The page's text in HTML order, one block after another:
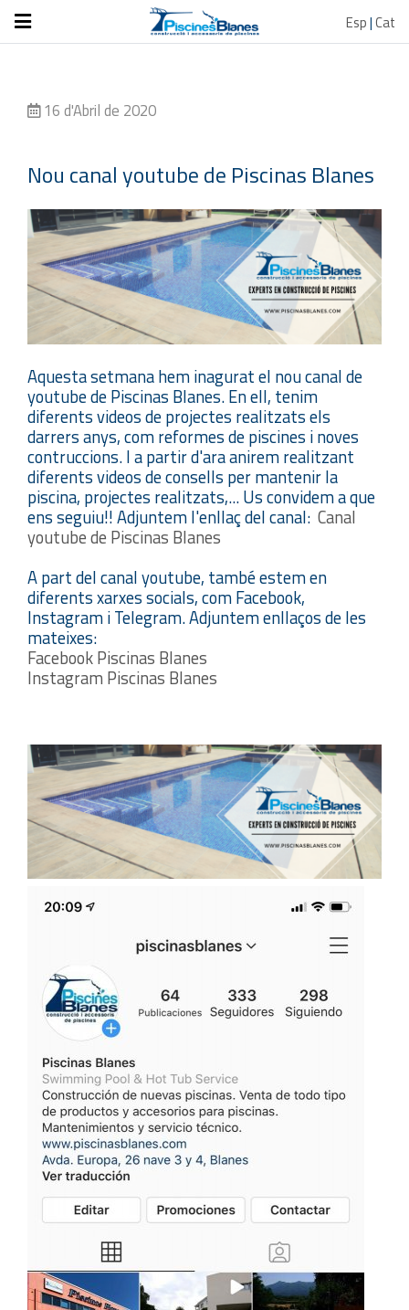
Esp|Cat
16 d'Abril de 2020
Nou canal youtube de Piscinas Blanes
Aquesta setmana hem inagurat el nou canal de
youtube de Piscinas Blanes. En ell, tenim
diferents videos de projectes realitzats els
darrers anys, com reformes de piscines i noves
contruccions. I a partir d'ara anirem realitzant
diferents videos de consells per mantenir la
piscina, projectes realitzats,... Us convidem a que
ens seguiu!! Adjuntem l'enllaç del canal: Canal
youtube de Piscinas Blanes
A part del canal youtube, també estem en
diferents xarxes socials, com Facebook,
Instagram i Telegram. Adjuntem enllaços de les
mateixes:
Facebook Piscinas Blanes
Instagram Piscinas Blanes